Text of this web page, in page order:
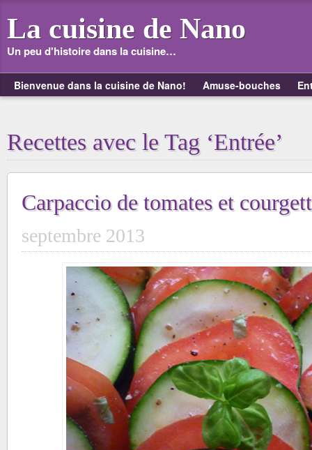
La cuisine de Nano
Un peu d'histoire dans la cuisine…
Bienvenue dans la cuisine de Nano! Amuse-bouches
Recettes avec le Tag ‘Entrée’
Carpaccio de tomates et
septembre 2013